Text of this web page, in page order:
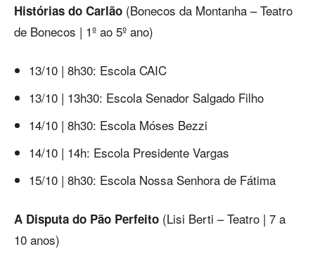
Histórias do Carlão (Bonecos da Montanha – Teatro
de Bonecos | 1º ao 5º ano)
13/10 | 8h30: Escola CAIC
13/10 | 13h30: Escola Senador Salgado Filho
14/10 | 8h30: Escola Móses Bezzi
14/10 | 14h: Escola Presidente Vargas
15/10 | 8h30: Escola Nossa Senhora de Fátima
A Disputa do Pão Perfeito (Lisi Berti – Teatro | 7 a
10 anos)